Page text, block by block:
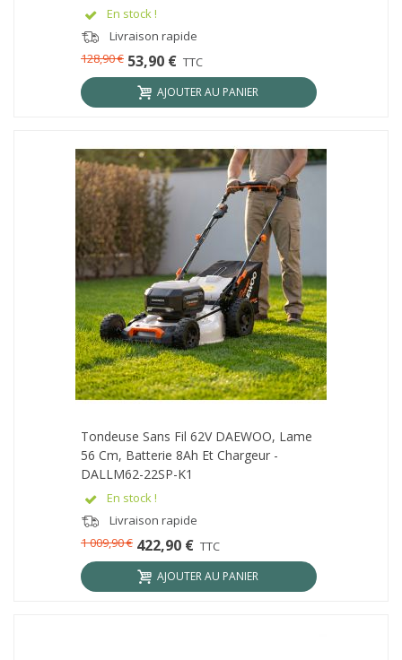
En stock !
Livraison rapide
53,90 € TTC
128,90 €
AJOUTER AU PANIER
Tondeuse Sans Fil 62V DAEWOO, Lame
56 Cm, Batterie 8Ah Et Chargeur -
DALLM62-22SP-K1
En stock !
Livraison rapide
422,90 € TTC
1 009,90 €
AJOUTER AU PANIER